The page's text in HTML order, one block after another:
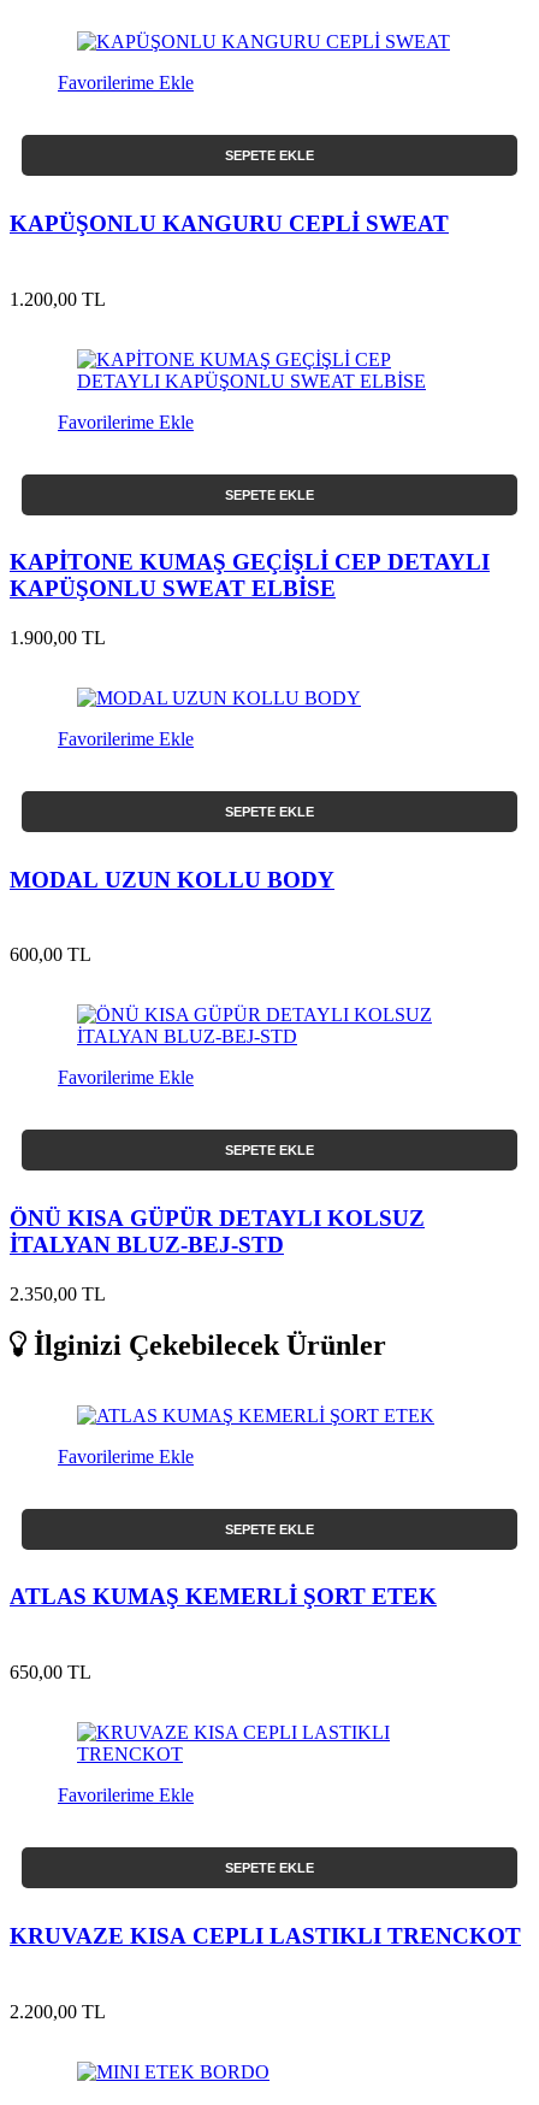
Favorilerime Ekle
SEPETE EKLE
KAPÜŞONLU KANGURU CEPLİ SWEAT
1.200,00 TL
Favorilerime Ekle
SEPETE EKLE
KAPİTONE KUMAŞ GEÇİŞLİ CEP DETAYLI
KAPÜŞONLU SWEAT ELBİSE
1.900,00 TL
Favorilerime Ekle
SEPETE EKLE
MODAL UZUN KOLLU BODY
600,00 TL
Favorilerime Ekle
SEPETE EKLE
ÖNÜ KISA GÜPÜR DETAYLI KOLSUZ
İTALYAN BLUZ-BEJ-STD
2.350,00 TL
İlginizi Çekebilecek Ürünler
Favorilerime Ekle
SEPETE EKLE
ATLAS KUMAŞ KEMERLİ ŞORT ETEK
650,00 TL
Favorilerime Ekle
SEPETE EKLE
KRUVAZE KISA CEPLI LASTIKLI TRENCKOT
2.200,00 TL